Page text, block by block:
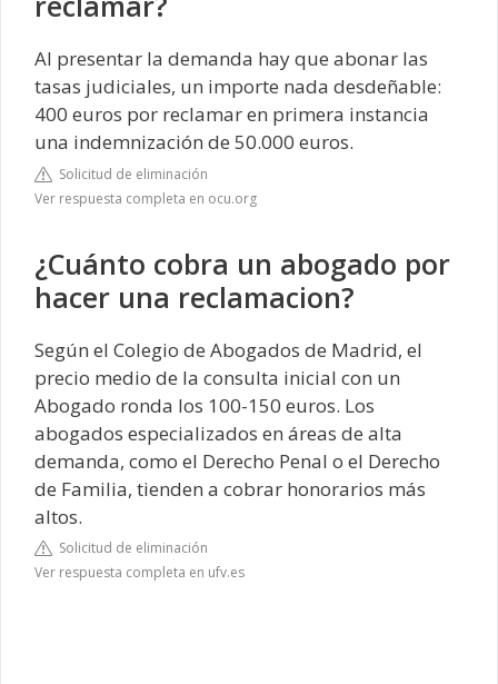
Al presentar la demanda hay que abonar las
tasas judiciales, un importe nada desdeñable:
400 euros por reclamar en primera instancia
una indemnización de 50.000 euros.
Solicitud de eliminación
Ver respuesta completa en ocu.org
¿Cuánto cobra un abogado por
hacer una reclamacion?
Según el Colegio de Abogados de Madrid, el
precio medio de la consulta inicial con un
Abogado ronda los 100-150 euros. Los
abogados especializados en áreas de alta
demanda, como el Derecho Penal o el Derecho
de Familia, tienden a cobrar honorarios más
altos.
Solicitud de eliminación
Ver respuesta completa en ufv.es